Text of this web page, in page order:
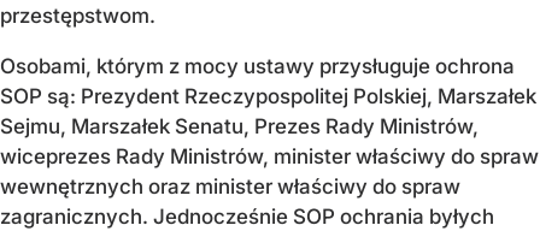
przestępstwom.
Osobami, którym z mocy ustawy przysługuje ochrona
SOP są: Prezydent Rzeczypospolitej Polskiej, Marszałek
Sejmu, Marszałek Senatu, Prezes Rady Ministrów,
wiceprezes Rady Ministrów, minister właściwy do spraw
wewnętrznych oraz minister właściwy do spraw
zagranicznych. Jednocześnie SOP ochrania byłych